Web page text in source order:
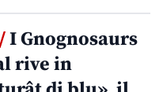
I Gnognosaurs
rive in